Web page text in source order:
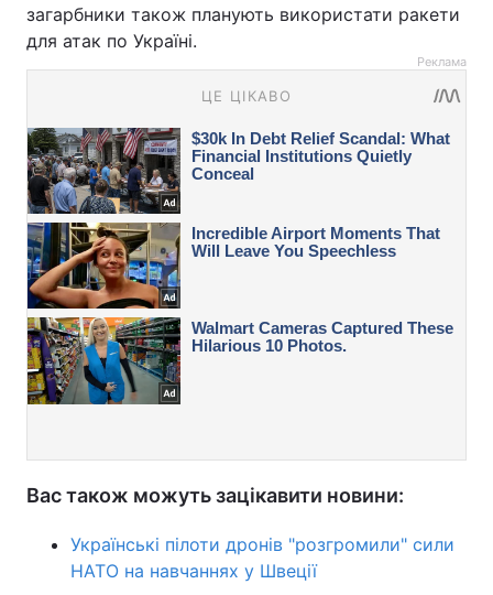
загарбники також планують використати ракети
для атак по Україні.
Реклама
Вас також можуть зацікавити новини:
Українські пілоти дронів "розгромили" сили
НАТО на навчаннях у Швеції